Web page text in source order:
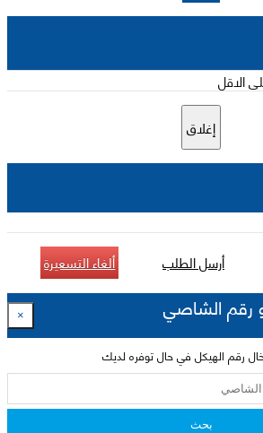
الاقل
إغلاق
أرسل الطلب ألغاء التسعيرة
رقم الشاصي ×
رقم الهيكل في حال توفره لديك
بحث